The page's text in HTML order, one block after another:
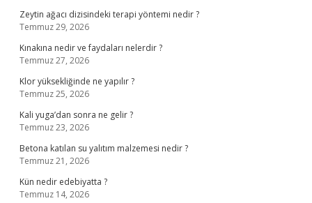
Zeytin ağacı dizisindeki terapi yöntemi nedir ?
Temmuz 29, 2026
Kınakına nedir ve faydaları nelerdir ?
Temmuz 27, 2026
Klor yüksekliğinde ne yapılır ?
Temmuz 25, 2026
Kali yuga’dan sonra ne gelir ?
Temmuz 23, 2026
Betona katılan su yalıtım malzemesi nedir ?
Temmuz 21, 2026
Kün nedir edebiyatta ?
Temmuz 14, 2026